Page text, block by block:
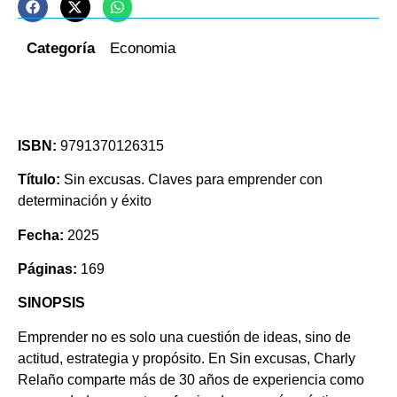
Categoría Economia
ISBN: 9791370126315
Título: Sin excusas. Claves para emprender con
determinación y éxito
Fecha: 2025
Páginas: 169
SINOPSIS
Emprender no es solo una cuestión de ideas, sino de
actitud, estrategia y propósito. En Sin excusas, Charly
Relaño comparte más de 30 años de experiencia como